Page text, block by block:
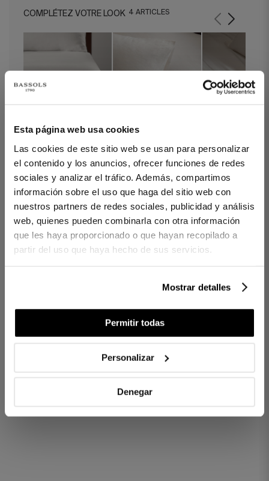
Esta página web usa cookies
Las cookies de este sitio web se usan para personalizar
el contenido y los anuncios, ofrecer funciones de redes
sociales y analizar el tráfico. Además, compartimos
información sobre el uso que haga del sitio web con
nuestros partners de redes sociales, publicidad y análisis
web, quienes pueden combinarla con otra información
que les haya proporcionado o que hayan recopilado a
partir del uso que haya hecho de sus servicios.
Mostrar detalles
Permitir todas
Personalizar
Denegar
COMPLÉTEZ VOTRE LOOK 4 ARTICLES
Blanc
Housse de Couette Linen Blanc
Housse de couette en lin, avec une finition Tumbler.
Réf. 8422636719835-agrupado
DIFFÉRENCES ENTRE LES TISSUS
COMBIEN DE FILS CHOISIR ?